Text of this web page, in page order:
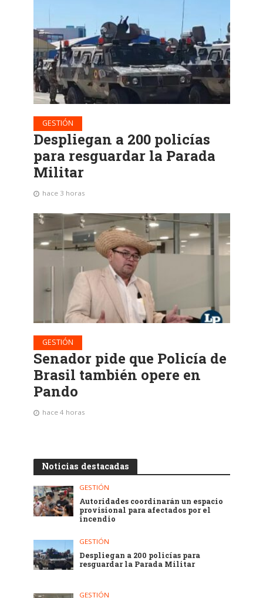
GESTIÓN
Despliegan a 200 policías
para resguardar la Parada
Militar
hace 3 horas
GESTIÓN
Senador pide que Policía de
Brasil también opere en
Pando
hace 4 horas
Noticias destacadas
GESTIÓN
Autoridades coordinarán un espacio
provisional para afectados por el
incendio
GESTIÓN
Despliegan a 200 policías para
resguardar la Parada Militar
GESTIÓN